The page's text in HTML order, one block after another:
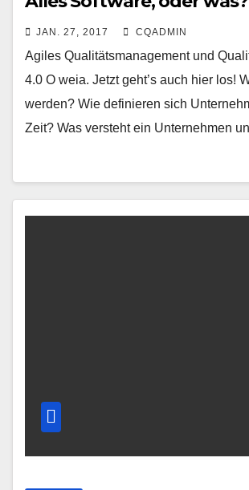
JAN. 27, 2017 CQADMIN
Agiles Qualitätsmanagement und
4.0 O weia. Jetzt geht’s auch hier los!
werden? Wie definieren sich
Zeit? Was versteht ein Unternehmen